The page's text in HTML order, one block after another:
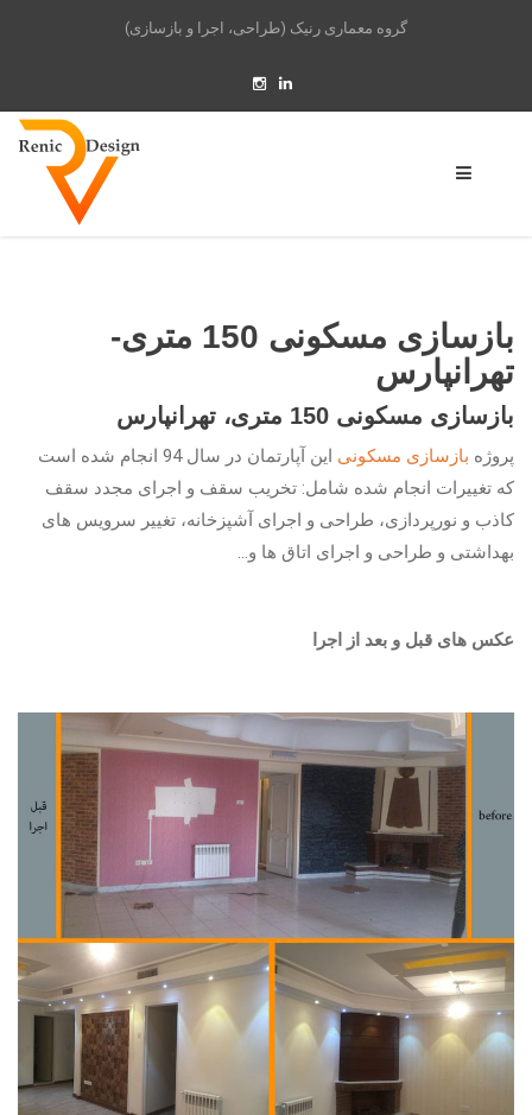
گروه معماری رنیک (طراحی، اجرا و بازسازی)
بازسازی مسکونی 150 متری-
تهرانپارس
بازسازی مسکونی 150 متری، تهرانپارس
پروژه بازسازی مسکونی
این آپارتمان در سال 94 انجام شده است
که تغییرات انجام شده شامل: تخریب سقف و اجرای مجدد سقف
کاذب و نورپردازی، طراحی و اجرای آشپزخانه، تغییر سرویس های
بهداشتی و طراحی و اجرای اتاق ها و…
عکس های قبل و بعد از اجرا